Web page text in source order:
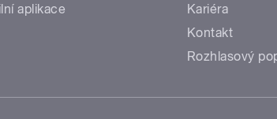
aplikace
Kariéra
Kontakt
Rozhlasový